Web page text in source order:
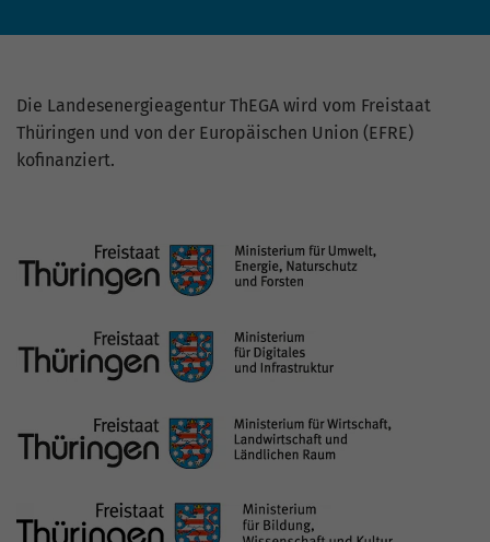
Die Landesenergieagentur ThEGA wird vom Freistaat
Thüringen und von der Europäischen Union (EFRE)
kofinanziert.